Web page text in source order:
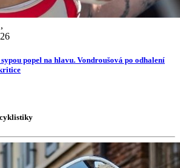
,
popel na hlavu. Vondroušová po odhalení